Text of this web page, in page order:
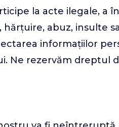
la acte ilegale, a
abuz, insulte
informațiilor
Ne rezervăm dreptul